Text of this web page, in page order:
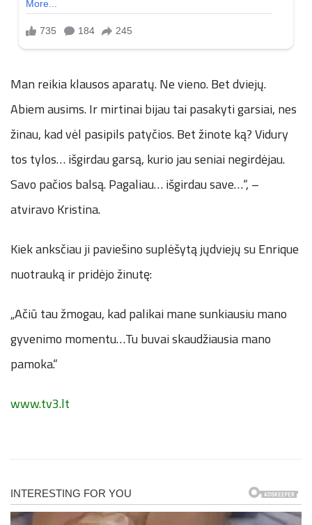
Man reikia klausos aparatų. Ne vieno. Bet dviejų.
Abiem ausims. Ir mirtinai bijau tai pasakyti garsiai, nes
žinau, kad vėl pasipils patyčios. Bet žinote ką? Vidury
tos tylos… išgirdau garsą, kurio jau seniai negirdėjau.
Savo pačios balsą. Pagaliau… išgirdau save…“, –
atviravo Kristina.
Kiek anksčiau ji paviešino suplėšytą jųdviejų su Enrique
nuotrauką ir pridėjo žinutę:
„Ačiū tau žmogau, kad palikai mane sunkiausiu mano
gyvenimo momentu…Tu buvai skaudžiausia mano
pamoka.“
www.tv3.lt